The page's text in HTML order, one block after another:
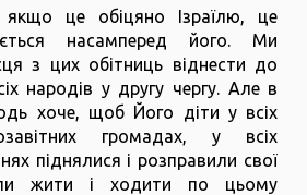
це обіцяно Ізраїлю, це
насамперед його. Ми
з цих обітниць віднести до
народів у другу чергу. Але в
хоче, щоб Його діти у всіх
громадах, у всіх
піднялися і розправили свої
жити і ходити по цьому